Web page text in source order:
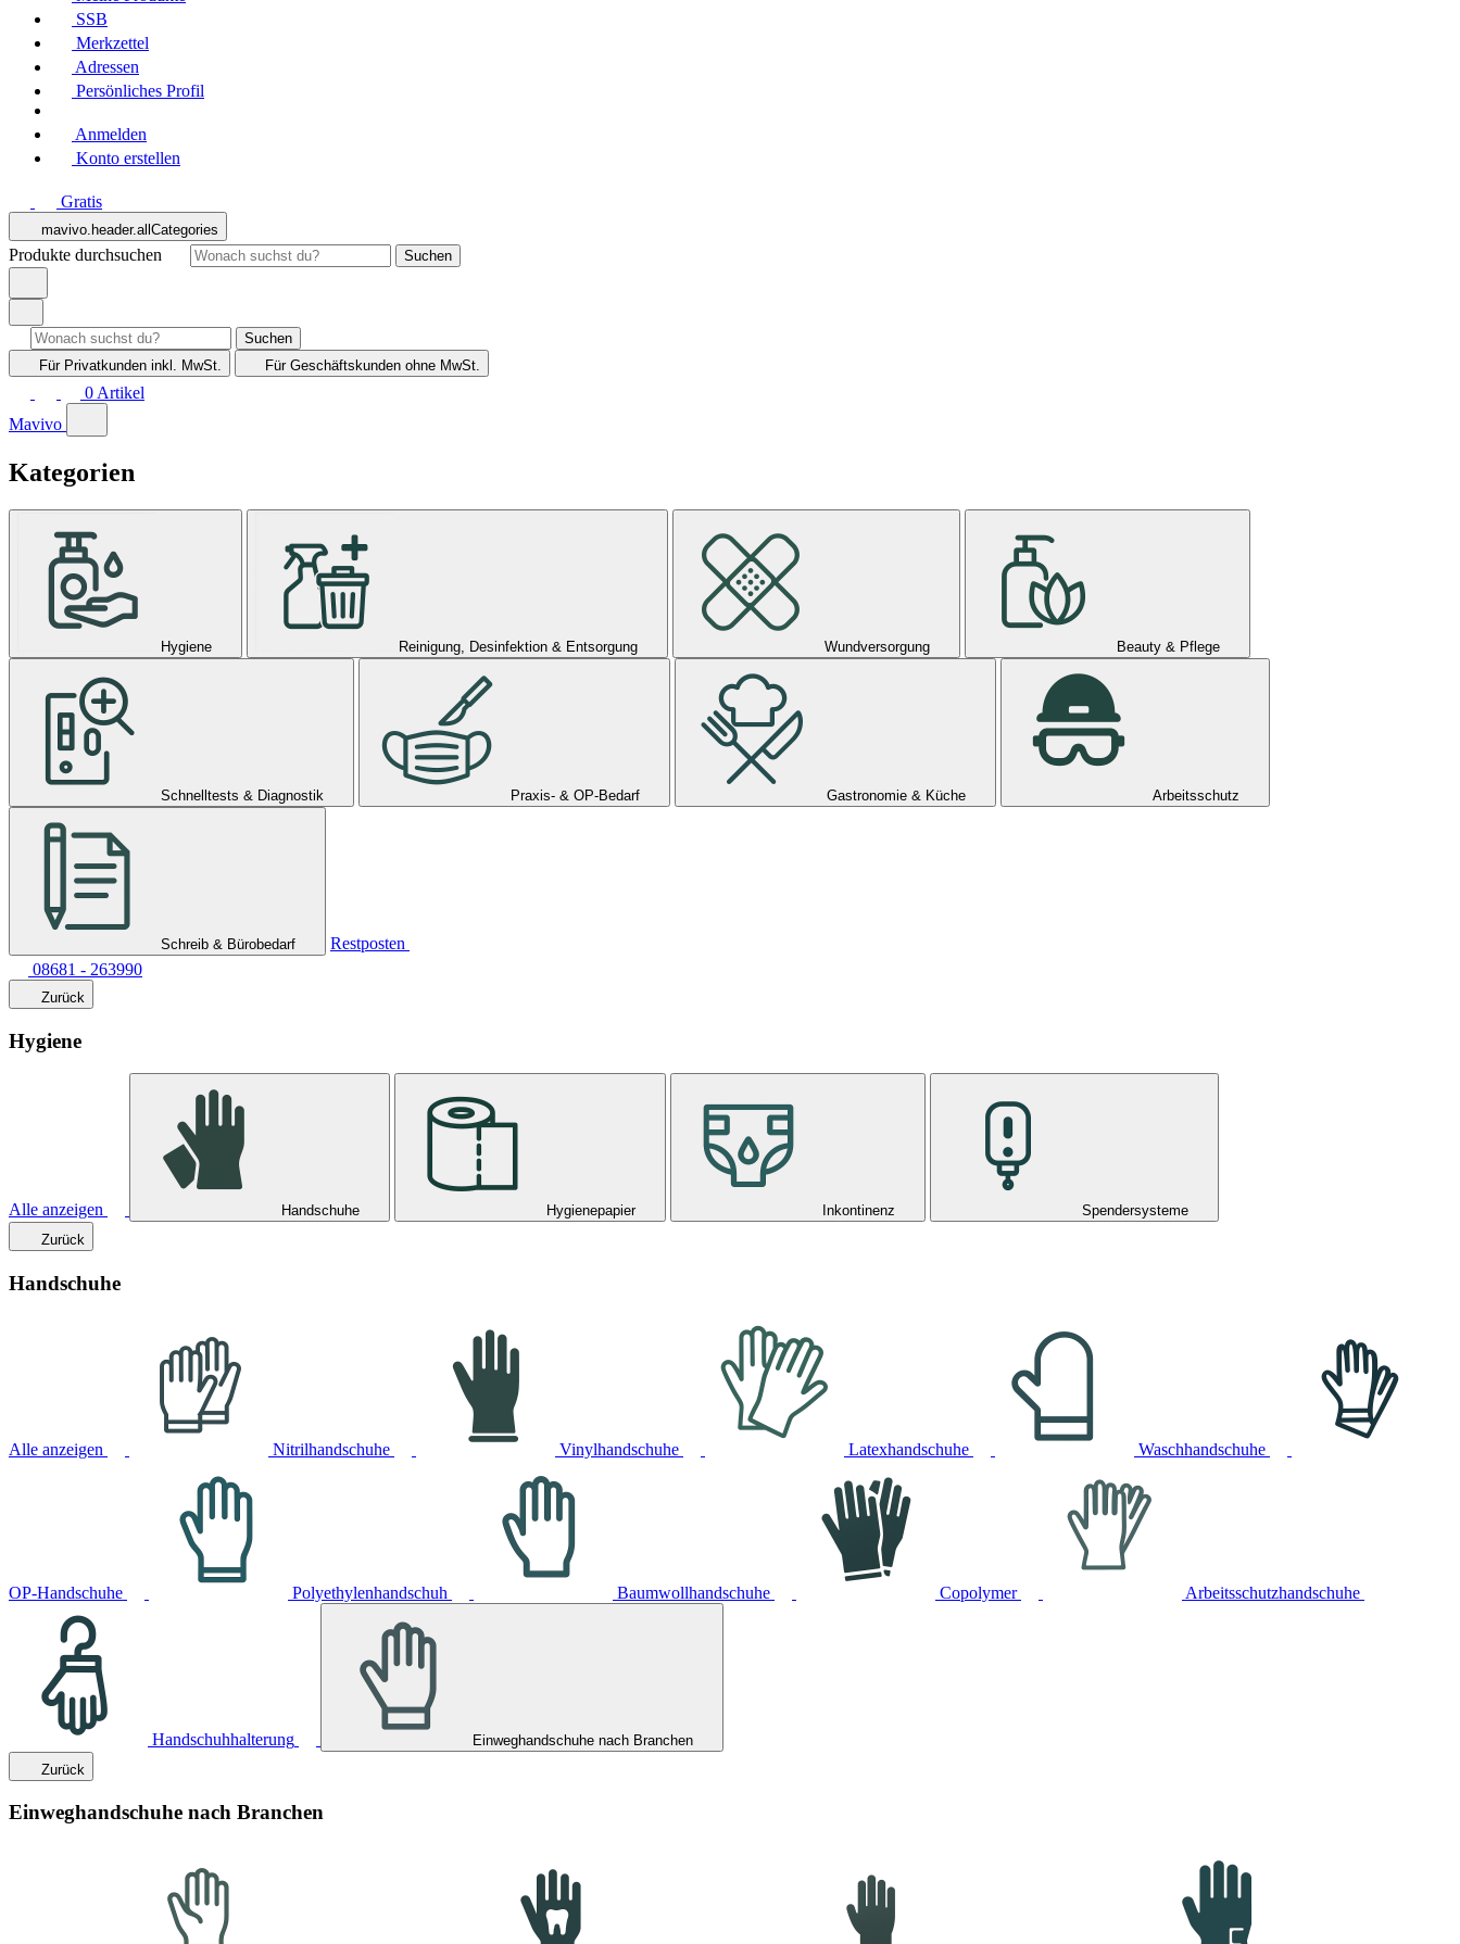
SSB
Merkzettel
Adressen
Persönliches Profil
Anmelden
Konto erstellen
Gratis
mavivo.header.allCategories
Produkte durchsuchen Suchen
Suchen
Für Privatkunden inkl. MwSt. Für Geschäftskunden ohne MwSt.
0 Artikel
Mavivo
Kategorien
Hygiene Reinigung, Desinfektion & Entsorgung Wundversorgung Beauty & Pflege
Schnelltests & Diagnostik Praxis- & OP-Bedarf Gastronomie & Küche Arbeitsschutz
Schreib & Bürobedarf
Restposten
08681 - 263990
Zurück
Hygiene
Alle anzeigen Handschuhe Hygienepapier Inkontinenz
Spendersysteme
Zurück
Handschuhe
Alle anzeigen Nitrilhandschuhe Vinylhandschuhe Latexhandschuhe Waschhandschuhe
OP-Handschuhe Polyethylenhandschuh Baumwollhandschuhe Copolymer Arbeitsschutzhandschuhe
Handschuhhalterung
Einweghandschuhe nach Branchen
Zurück
Einweghandschuhe nach Branchen